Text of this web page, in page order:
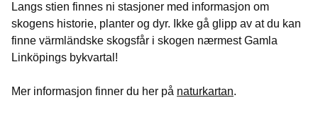
Langs stien finnes ni stasjoner med informasjon om
skogens historie, planter og dyr. Ikke gå glipp av at du kan
finne värmländske skogsfår i skogen nærmest Gamla
Linköpings bykvartal!
Mer informasjon finner du her på naturkartan.